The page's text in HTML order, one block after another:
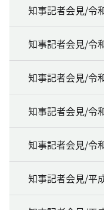
知事記者会見/令
知事記者会見/令
知事記者会見/令
知事記者会見/令
知事記者会見/令
知事記者会見/